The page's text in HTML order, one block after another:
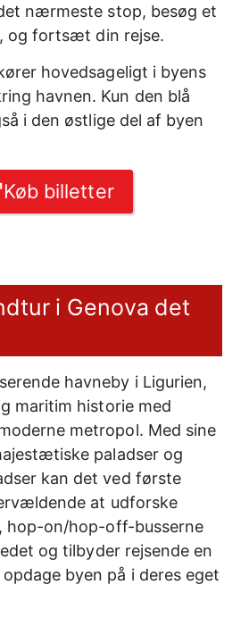
nærmeste stop, besøg et
og fortsæt din rejse.
hovedsageligt i byens
havnen. Kun den blå
i den østlige del af byen
Køb billetter
i Genova det
havneby i Ligurien,
maritim historie med
metropol. Med sine
paladser og
kan det ved første
at udforske
hop-on/hop-off-busserne
og tilbyder rejsende en
byen på i deres eget